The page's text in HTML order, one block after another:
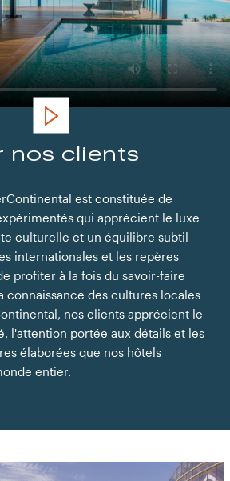
nos clients
est constituée de
qui apprécient le luxe
culturelle et un équilibre subtil
internationales et les repères
profiter à la fois du savoir-faire
connaissance des cultures locales
nos clients apprécient le
l'attention portée aux détails et les
élaborées que nos hôtels
entier.